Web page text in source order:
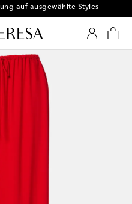
auf ausgewählte Styles